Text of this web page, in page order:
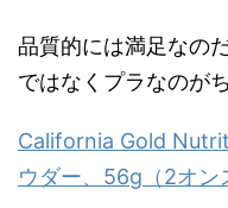
品質的には満足なの
ではなくプラなのが
California Gold
ウダー、56g（2オン